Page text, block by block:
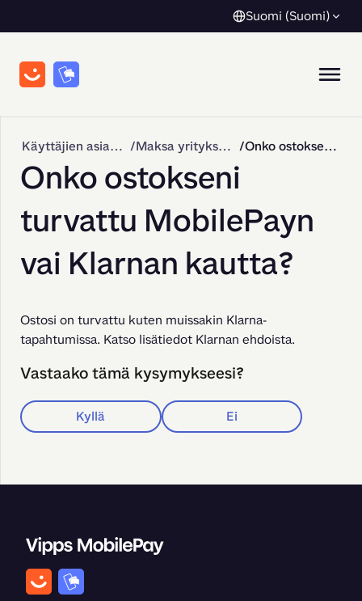
Suomi (Suomi)
Käyttäjien asiakastuki Maksa yrityksille Onko ostokseni turvattu MobilePayn vai Klarnan kautta?
Onko ostokseni
turvattu MobilePayn
vai Klarnan kautta?
Ostosi on turvattu kuten muissakin Klarna-
tapahtumissa. Katso lisätiedot Klarnan ehdoista.
Vastaako tämä kysymykseesi?
Kyllä Ei